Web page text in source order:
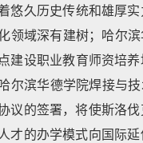
悠久历史传统和雄厚
领域深有建树；哈尔
建设职业教育师资培
尔滨华德学院焊接与
议的签署，将使斯洛
才的办学模式向国际